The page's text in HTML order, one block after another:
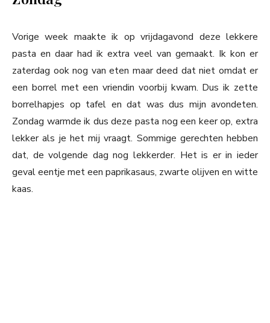
Vorige week maakte ik op vrijdagavond deze lekkere
pasta en daar had ik extra veel van gemaakt. Ik kon er
zaterdag ook nog van eten maar deed dat niet omdat er
een borrel met een vriendin voorbij kwam. Dus ik zette
borrelhapjes op tafel en dat was dus mijn avondeten.
Zondag warmde ik dus deze pasta nog een keer op, extra
lekker als je het mij vraagt. Sommige gerechten hebben
dat, de volgende dag nog lekkerder. Het is er in ieder
geval eentje met een paprikasaus, zwarte olijven en witte
kaas.